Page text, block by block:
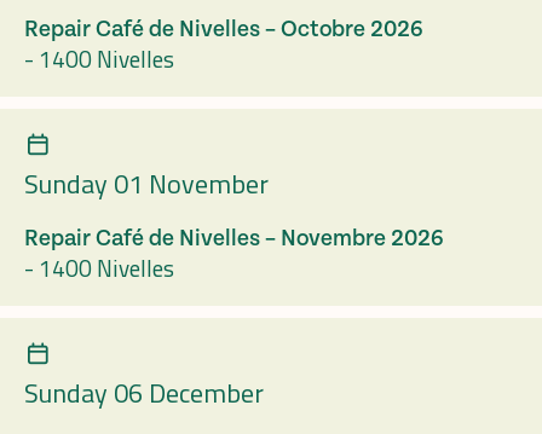
Repair Café de Nivelles – Octobre 2026
- 1400 Nivelles
Sunday 01 November
Repair Café de Nivelles – Novembre 2026
- 1400 Nivelles
Sunday 06 December